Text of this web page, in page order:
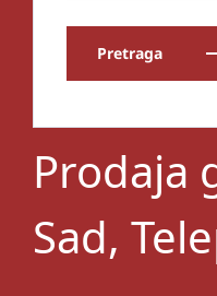
Pretraga
Prodaja
Sad,